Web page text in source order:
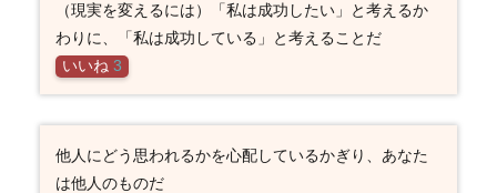
（現実を変えるには）「私は成功したい」と考えるか
わりに、「私は成功している」と考えることだ
いいね 3
他人にどう思われるかを心配しているかぎり、あなた
は他人のものだ